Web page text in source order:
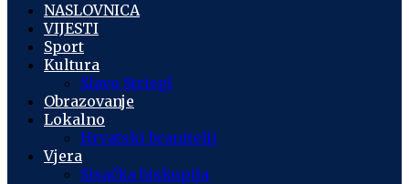
NASLOVNICA
VIJESTI
Sport
Kultura
Slavo Striegl
Obrazovanje
Lokalno
Hrvatski branitelji
Vjera
Sisačka biskupija